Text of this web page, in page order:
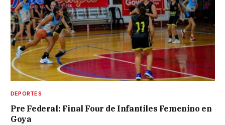
DEPORTES
Pre Federal: Final Four de Infantiles Femenino en
Goya